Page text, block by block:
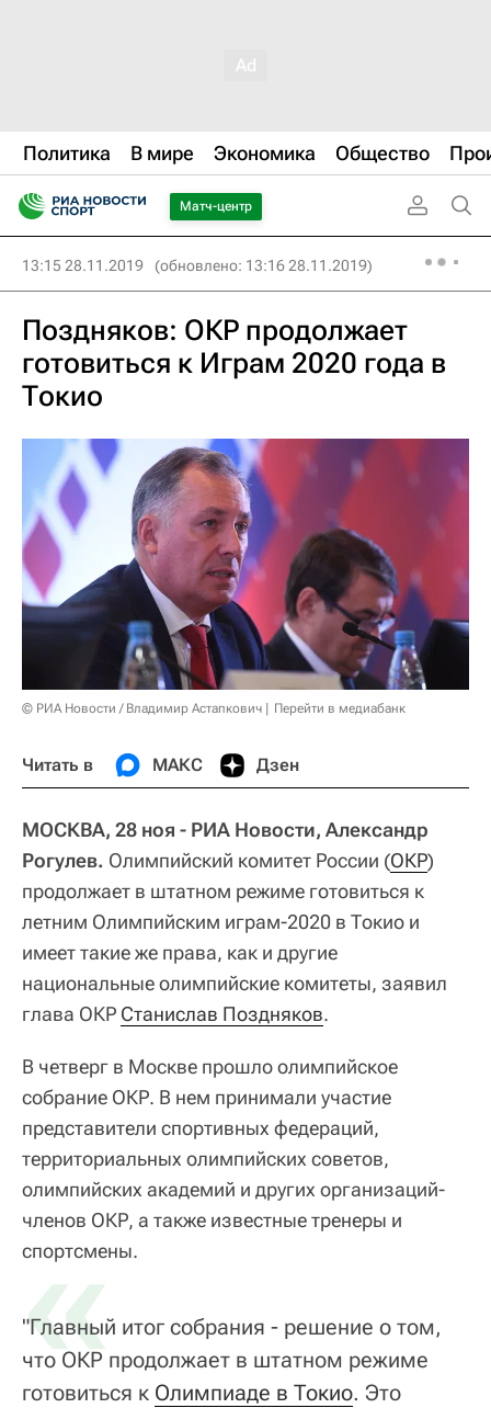
Политика В мире Экономика Общество
Матч-центр
13:15 28.11.2019 (обновлено: 13:16 28.11.2019)
Поздняков: ОКР продолжает
готовиться к Играм 2020 года в
Токио
© РИА Новости / Владимир Астапкович Перейти в медиабанк
Читать в МАКС Дзен
МОСКВА, 28 ноя - РИА Новости, Александр
Рогулев. Олимпийский комитет России (ОКР)
продолжает в штатном режиме готовиться к
летним Олимпийским играм-2020 в Токио и
имеет такие же права, как и другие
национальные олимпийские комитеты, заявил
глава ОКР Станислав Поздняков.
В четверг в Москве прошло олимпийское
собрание ОКР. В нем принимали участие
представители спортивных федераций,
территориальных олимпийских советов,
олимпийских академий и других организаций-
членов ОКР, а также известные тренеры и
спортсмены.
«
"Главный итог собрания - решение о том,
что ОКР продолжает в штатном режиме
готовиться к Олимпиаде в Токио. Это